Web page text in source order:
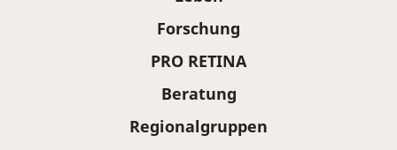
Forschung
PRO RETINA
Beratung
Regionalgruppen